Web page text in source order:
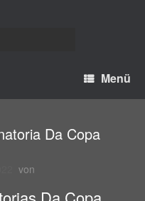
Menü
Da Copa
von